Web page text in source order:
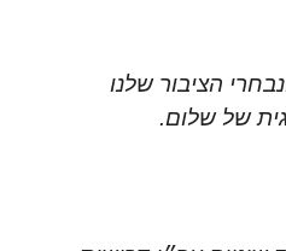
הציבור שלנו
של שלום.